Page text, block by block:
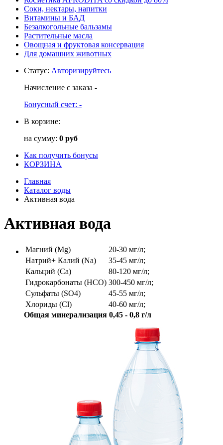
Соки, нектары, напитки
Витамины и БАД
Безалкогольные бальзамы
Растительные масла
Овощная и фруктовая консервация
Для домашних животных
Статус: Авторизируйтесь
Начисление с заказа -
Бонусный счет: -
В корзине:
на сумму: 0 руб
Как получить бонусы
КОРЗИНА
Главная
Каталог воды
Активная вода
Активная вода
Магний (Mg)
20-30 мг/л;
Натрий+ Калий (Na)
35-45 мг/л;
Кальций (Ca)
80-120 мг/л;
Гидрокарбонаты (HCO) 300-450 мг/л;
Сульфаты (SO4)
45-55 мг/л;
Хлориды (Cl)
40-60 мг/л;
Общая минерализация 0,45 - 0,8 г/л